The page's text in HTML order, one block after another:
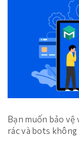
Bạn muốn bảo
rác và bots không